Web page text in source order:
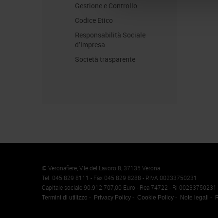
Gestione e Controllo
Codice Etico
Responsabilità Sociale
d’Impresa
Società trasparente
Memento
© Veronafiere, V.le del Lavoro 8, 37135 Verona
Tel. 045 829 8111 - Fax 045 829 8288 - P.IVA 00233750231
Capitale sociale 90.912.707,00 Euro - Rea 74722 - RI 00233750231
Termini di utilizzo Privacy Policy Cookie Policy Note legali